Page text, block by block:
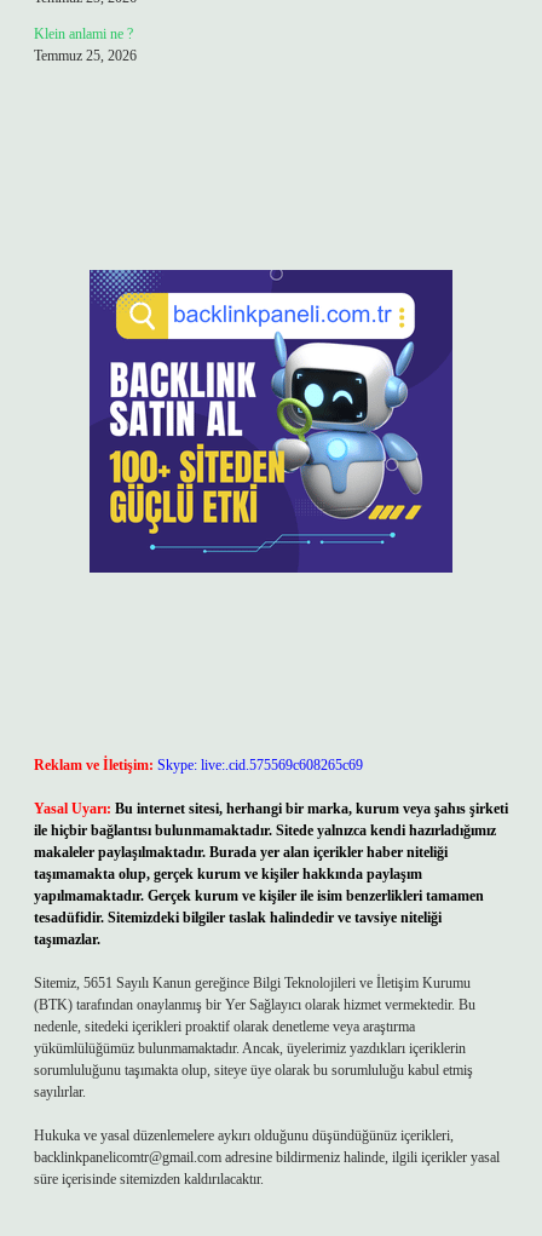
Klein anlami ne ?
Temmuz 25, 2026
Reklam ve İletişim: Skype: live:.cid.575569c608265c69
Yasal Uyarı: Bu internet sitesi, herhangi bir marka, kurum veya şahıs şirketi
ile hiçbir bağlantısı bulunmamaktadır. Sitede yalnızca kendi hazırladığımız
makaleler paylaşılmaktadır. Burada yer alan içerikler haber niteliği
taşımamakta olup, gerçek kurum ve kişiler hakkında paylaşım
yapılmamaktadır. Gerçek kurum ve kişiler ile isim benzerlikleri tamamen
tesadüfidir. Sitemizdeki bilgiler taslak halindedir ve tavsiye niteliği
taşımazlar.
Sitemiz, 5651 Sayılı Kanun gereğince Bilgi Teknolojileri ve İletişim Kurumu
(BTK) tarafından onaylanmış bir Yer Sağlayıcı olarak hizmet vermektedir. Bu
nedenle, sitedeki içerikleri proaktif olarak denetleme veya araştırma
yükümlülüğümüz bulunmamaktadır. Ancak, üyelerimiz yazdıkları içeriklerin
sorumluluğunu taşımakta olup, siteye üye olarak bu sorumluluğu kabul etmiş
sayılırlar.
Hukuka ve yasal düzenlemelere aykırı olduğunu düşündüğünüz içerikleri,
backlinkpanelicomtr@gmail.com adresine bildirmeniz halinde, ilgili içerikler yasal
süre içerisinde sitemizden kaldırılacaktır.